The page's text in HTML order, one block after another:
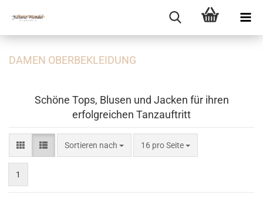
DAMEN OBERBEKLEIDUNG
Schöne Tops, Blusen und Jacken für ihren
erfolgreichen Tanzauftritt
Sortieren nach
Sortieren nach 16 pro Seite
pro Seite
1